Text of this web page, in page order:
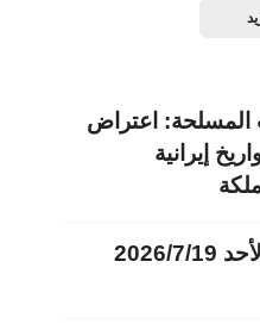
المسلحة: اعتراض
3 صواريخ إيرانية
7/19